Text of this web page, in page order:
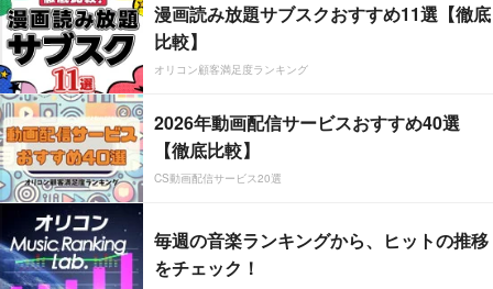
漫画読み放題サブスクおすすめ11選【徹底
比較】
オリコン顧客満足度ランキング
2026年動画配信サービスおすすめ40選
【徹底比較】
CS動画配信サービス20選
毎週の音楽ランキングから、ヒットの推移
をチェック！